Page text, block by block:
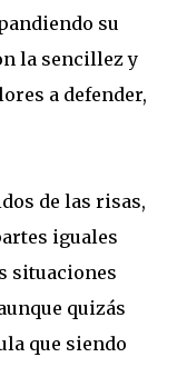
su
la sencillez y
a defender,
de las risas,
iguales
situaciones
quizás
que siendo